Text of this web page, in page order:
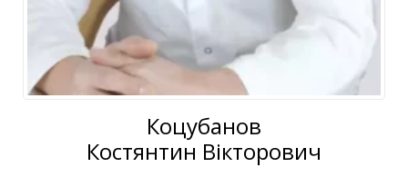
Коцубанов
Костянтин Вікторович